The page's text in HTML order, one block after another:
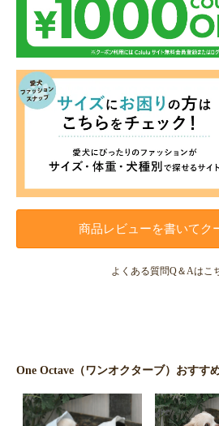
商品レビューを書いてク
よくある質問Q＆Aはこ
One Octave（ワンオクターブ）おすす